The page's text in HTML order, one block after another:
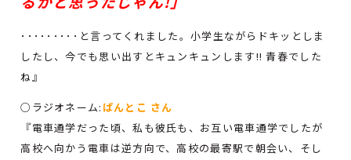
･････････と言ってくれました。小学生ながらドキッとしま
したし、今でも思い出すとキュンキュンします!! 青春でした
ね』
○ラジオネーム: ぱんとこ さん
『電車通学だった頃、私も彼氏も、お互い電車通学でしたが
高校へ向かう電車は逆方向で、高校の最寄駅で朝会い、そし